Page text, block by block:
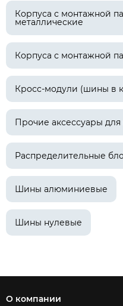
Корпуса с монтажной
металлические
Корпуса с монтажной
Кросс-модули (шины в
Прочие аксессуары
Распределительные
Шины алюминиевые
Шины нулевые
О компании